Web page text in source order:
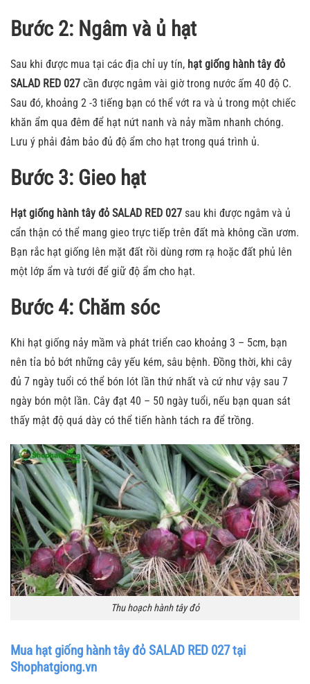
Bước 2: Ngâm và ủ hạt
Sau khi được mua tại các địa chỉ uy tín, hạt giống hành tây đỏ
SALAD RED 027 cần được ngâm vài giờ trong nước ấm 40 độ C.
Sau đó, khoảng 2 -3 tiếng bạn có thể vớt ra và ủ trong một chiếc
khăn ẩm qua đêm để hạt nứt nanh và nảy mầm nhanh chóng.
Lưu ý phải đảm bảo đủ độ ẩm cho hạt trong quá trình ủ.
Bước 3: Gieo hạt
Hạt giống hành tây đỏ SALAD RED 027 sau khi được ngâm và ủ
cẩn thận có thể mang gieo trực tiếp trên đất mà không cần ươm.
Bạn rắc hạt giống lên mặt đất rồi dùng rơm rạ hoặc đất phủ lên
một lớp ẩm và tưới để giữ độ ẩm cho hạt.
Bước 4: Chăm sóc
Khi hạt giống nảy mầm và phát triển cao khoảng 3 – 5cm, bạn
nên tỉa bỏ bớt những cây yếu kém, sâu bệnh. Đồng thời, khi cây
đủ 7 ngày tuổi có thể bón lót lần thứ nhất và cứ như vậy sau 7
ngày bón một lần. Cây đạt 40 – 50 ngày tuổi, nếu bạn quan sát
thấy mật độ quá dày có thể tiến hành tách ra để trồng.
Thu hoạch hành tây đỏ
Mua hạt giống hành tây đỏ SALAD RED 027 tại
Shophatgiong.vn